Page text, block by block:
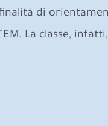
di
La classe,